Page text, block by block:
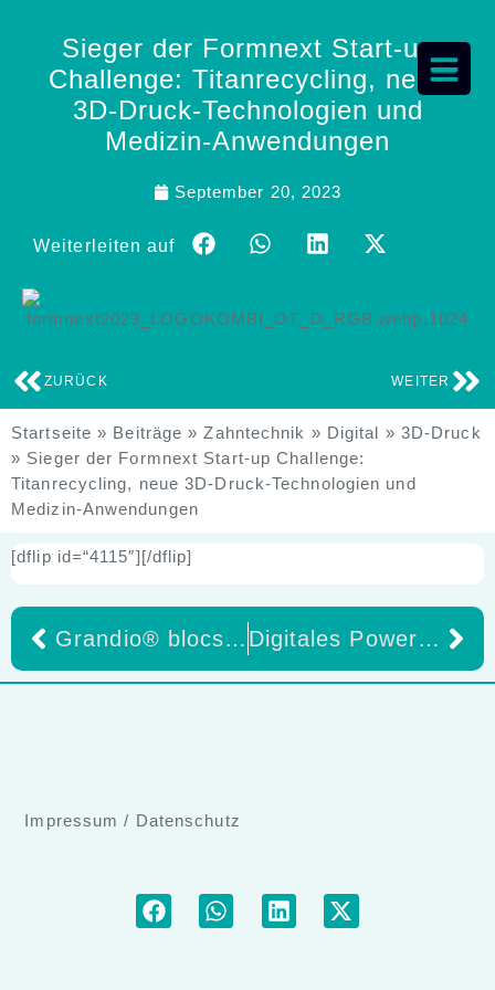
Sieger der Formnext Start-up
Challenge: Titanrecycling, neue
3D-Druck-Technologien und
Medizin-Anwendungen
September 20, 2023
Weiterleiten auf
ZURÜCK WEITER
Startseite » Beiträge »Zahntechnik » Digital » 3D-Druck
» Sieger der Formnext Start-up Challenge:
Titanrecycling, neue 3D-Druck-Technologien und
Medizin-Anwendungen
[dflip id=“4115″][/dflip]
Grandio® blocs · Grandio® disc NANO-HYBRID-EXPERTISE FÜR DEN CAD / CAM-BEREICH Digitales Power-Up: Ihre Print-Anzeigen im digitalen Rampenlicht
Impressum / Datenschutz